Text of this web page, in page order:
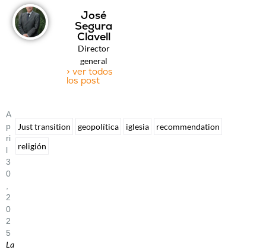
José
Segura
Clavell
Director
general
> ver todos
los post
A
P
Ri
L
3
0
2
0
2
5
La
Just transition geopolítica iglesia
recommendation
religión